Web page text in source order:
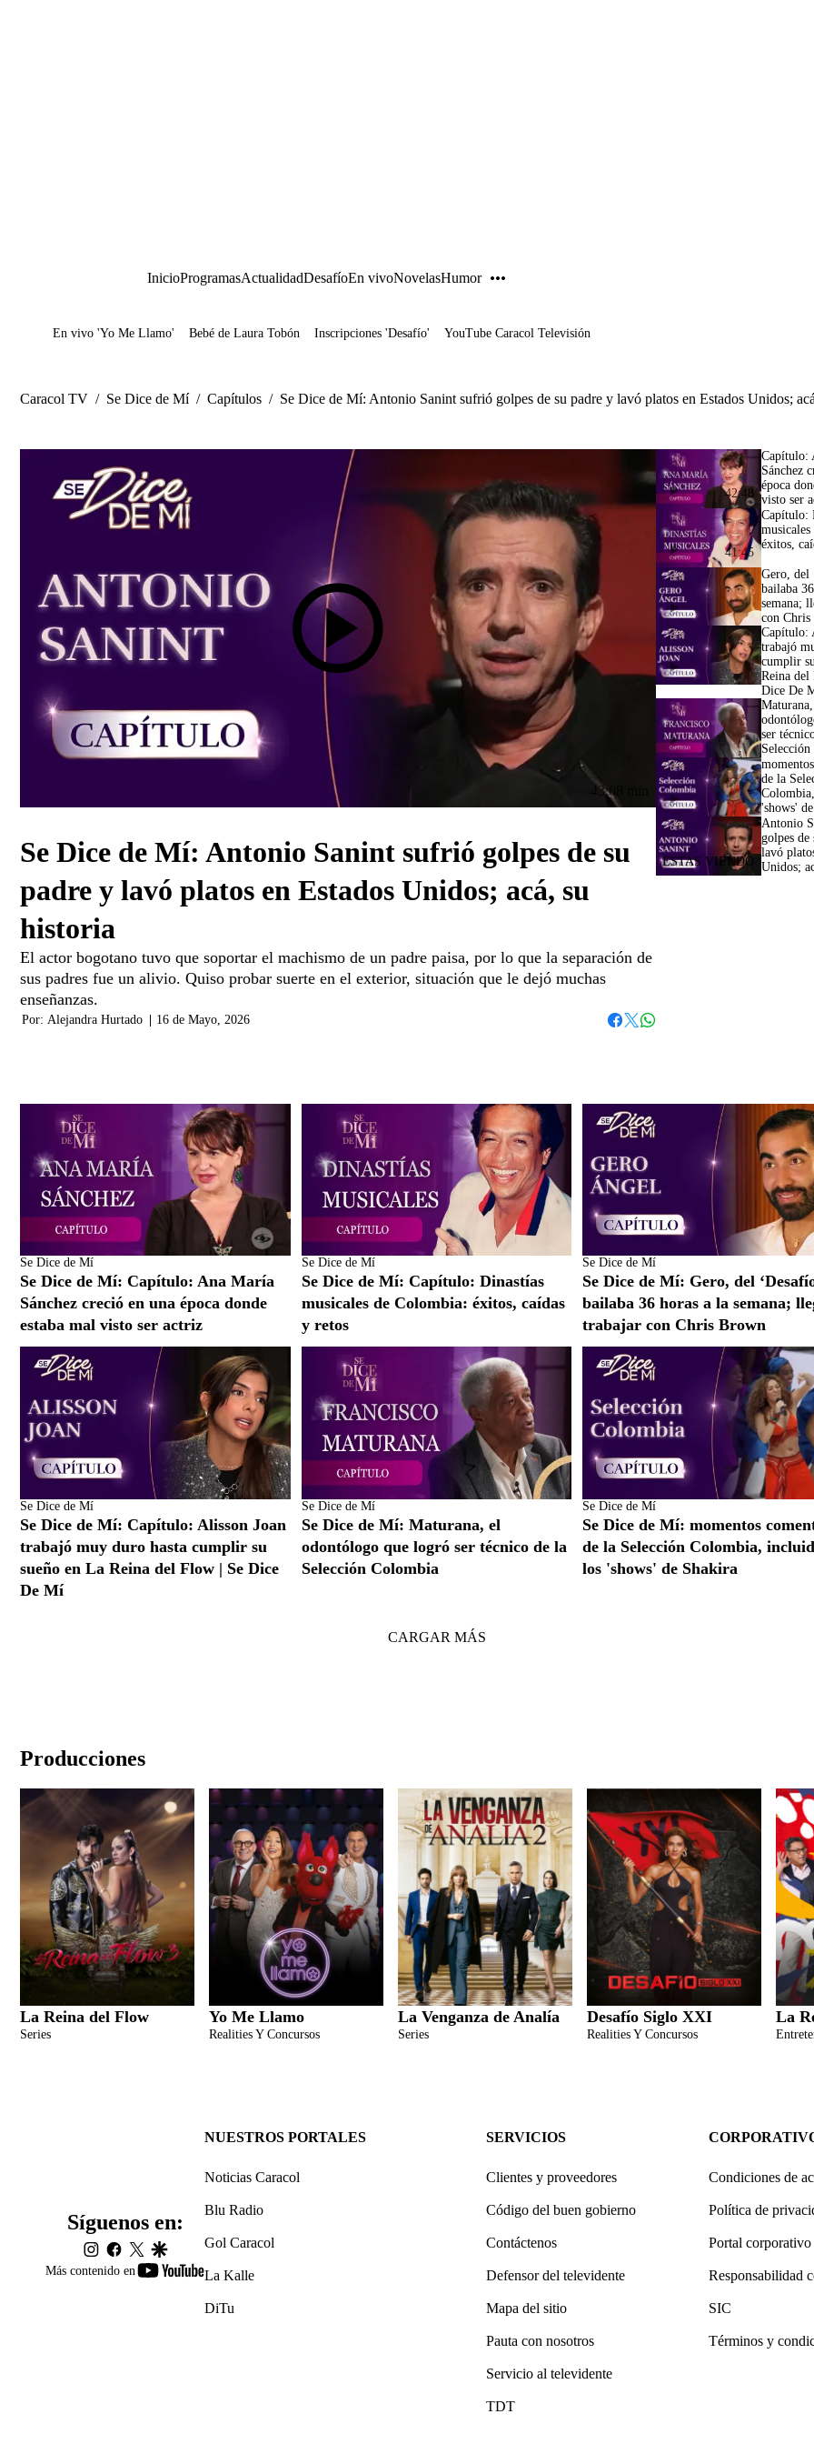
InicioProgramasActualidadDesafíoEn vivoNovelasHumor
Juegos
En vivo 'Yo Me Llamo' Bebé de Laura Tobón Inscripciones 'Desafío' YouTube Caracol Televisión
Caracol TV / Se Dice de Mí / Capítulos / Se Dice de Mí: Antonio Sanint sufrió golpes de su padre y lavó platos en Estados Unidos;
43:08 min
Se Dice de Mí: Antonio Sanint sufrió golpes de su
padre y lavó platos en Estados Unidos; acá, su
historia
El actor bogotano tuvo que soportar el machismo de un padre paisa, por lo que la separación de
sus padres fue un alivio. Quiso probar suerte en el exterior, situación que le dejó muchas
enseñanzas.
Por: Alejandra Hurtado
16 de Mayo, 2026
42:48
Capítulo:
Sánchez
época
visto ser
41:45
Capítulo:
éxitos,
Gero, del
bailaba
semana;
con Chris
Capítulo:
trabajó
cumplir
Reina del
Dice De
ser
de la
'shows'
Antonio
golpes de
lavó
Unidos;
Se Dice de Mí
Se Dice de Mí: Capítulo: Ana María
Sánchez creció en una época donde
estaba mal visto ser actriz
Se Dice de Mí
Se Dice de Mí: Capítulo: Dinastías
musicales de Colombia: éxitos, caídas
y retos
Se Dice de Mí
Se Dice de Mí: Gero, del
bailaba 36 horas a la semana;
trabajar con Chris Brown
Se Dice de Mí
Se Dice de Mí: Capítulo: Alisson Joan
trabajó muy duro hasta cumplir su
sueño en La Reina del Flow | Se Dice
De Mí
Se Dice de Mí
Se Dice de Mí: Maturana, el
odontólogo que logró ser técnico de la
Selección Colombia
Se Dice de Mí
Se Dice de Mí: momentos
de la Selección Colombia,
los 'shows' de Shakira
CARGAR MÁS
Producciones
La Reina del Flow
Series
Yo Me Llamo
Realities Y Concursos
La Venganza de Analía
Series
Desafío Siglo XXI
Realities Y Concursos
La
Más contenido en
youtube-
Síguenos en:
instagram
facebook
twittergoogle
NUESTROS PORTALES
Noticias Caracol
Blu Radio
Gol Caracol
La Kalle
DiTu
SERVICIOS
Clientes y proveedores
Código del buen gobierno
Contáctenos
Defensor del televidente
Mapa del sitio
Pauta con nosotros
Servicio al televidente
TDT
Condiciones de
Política de
Portal corporativo
Responsabilidad
SIC
Términos y